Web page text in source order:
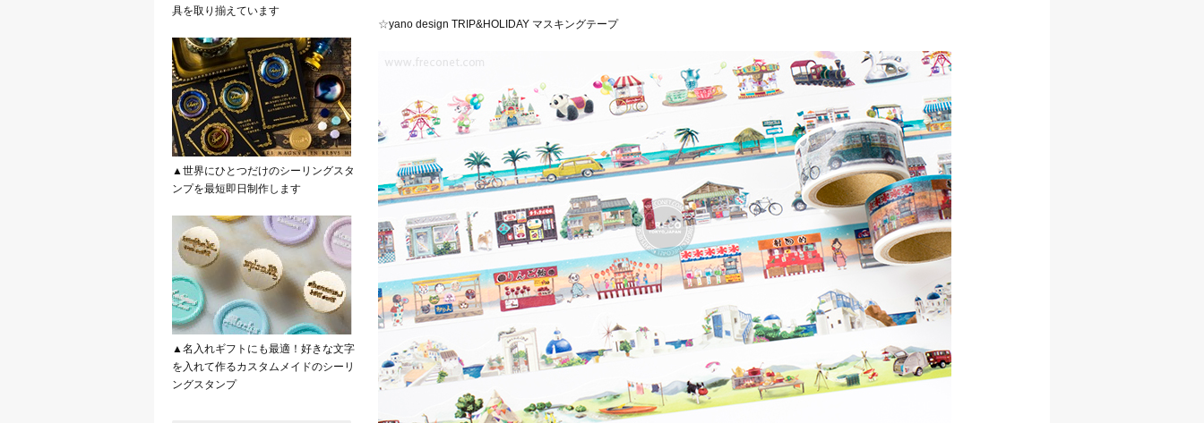
☆yano design TRIP&HOLIDAY マスキングテープ
具を取り揃えています
▲世界にひとつだけのシーリングスタ
ンプを最短即日制作します
▲名入れギフトにも最適！好きな文字
を入れて作るカスタムメイドのシーリ
ングスタンプ